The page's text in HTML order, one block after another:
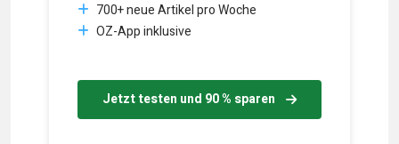
700+ neue Artikel pro Woche
OZ-App inklusive
Jetzt testen und 90 % sparen